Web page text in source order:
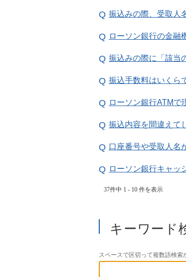
振込みの際、受取人
ローソン銀行の金融
振込みの際に「該当
振込手数料はいくら
ローソン銀行ATMで
振込内容を間違えて
口座番号や受取人名
ローソン銀行キャッ
37件中 1 - 10 件を表示
キーワード
スペースで区切って複数語検索